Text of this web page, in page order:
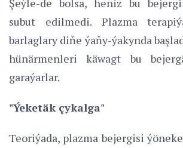
Şeýle-de bolsa, heniz bu
subut edilmedi. Plazma
barlaglary diňe ýaňy-ýakynda
hünärmenleri käwagt bu
garaýarlar.
"Ýeketäk çykalga"
Teoriýada, plazma bejergisi